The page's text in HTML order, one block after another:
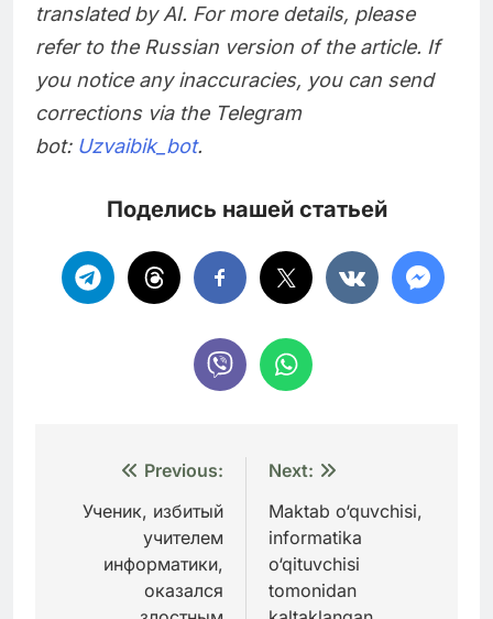
translated by AI. For more details, please
refer to the Russian version of the article. If
you notice any inaccuracies, you can send
corrections via the Telegram
bot: Uzvaibik_bot.
Поделись нашей статьей
Навигация
по
записям
Previous:
Ученик, избитый
учителем
информатики,
оказался
Next:
Maktab o‘quvchisi,
informatika
o‘qituvchisi
tomonidan